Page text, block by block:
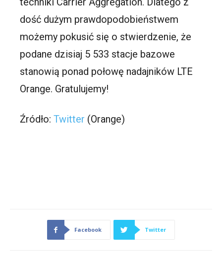
dość dużym prawdopodobieństwem
możemy pokusić się o stwierdzenie, że
podane dzisiaj 5 533 stacje bazowe
stanowią ponad połowę nadajników LTE
Orange. Gratulujemy!
Źródło:Twitter (Orange)
Facebook Twitter